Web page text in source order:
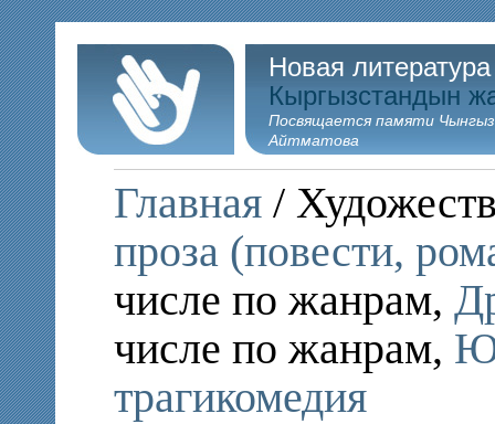
Новая
Кыргызстандын
Посвящается памяти
Айтматова
Главная /
проза (повести,
числе по жанрам,
числе по жанрам,
трагикомедия